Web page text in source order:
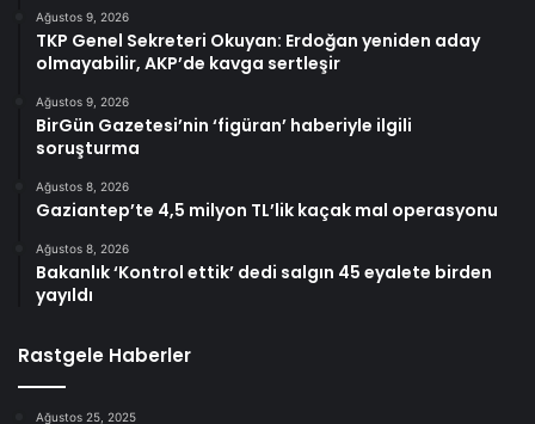
Ağustos 9, 2026
TKP Genel Sekreteri Okuyan: Erdoğan yeniden aday
olmayabilir, AKP’de kavga sertleşir
Ağustos 9, 2026
BirGün Gazetesi’nin ‘figüran’ haberiyle ilgili
soruşturma
Ağustos 8, 2026
Gaziantep’te 4,5 milyon TL’lik kaçak mal operasyonu
Ağustos 8, 2026
Bakanlık ‘Kontrol ettik’ dedi salgın 45 eyalete birden
yayıldı
Rastgele Haberler
Ağustos 25, 2025